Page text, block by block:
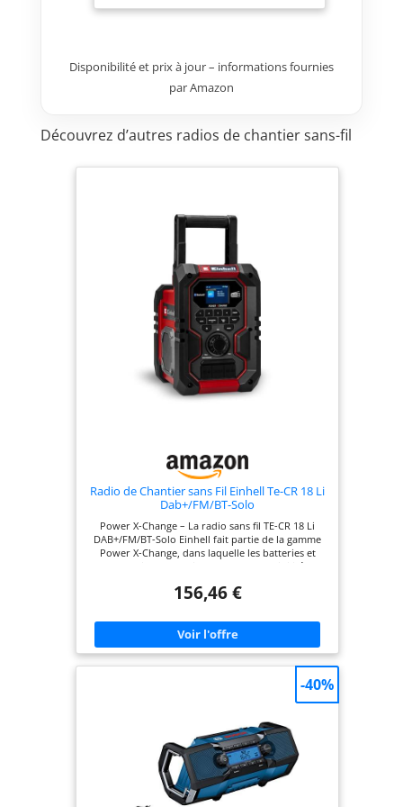
radios à un smartphone
compatibles avec le Professional
18V System Bosch et avec de
l’Alliance multi-marques
AMPShare. Livré avec : GPB 18V-
2 C, 1 bloc secteur, 1 câble AUX,
Disponibilité et prix à jour – informations fournies
par Amazon
Découvrez d’autres radios de chantier sans-fil
Radio de Chantier sans Fil Einhell Te-CR 18 Li
Dab+/FM/BT-Solo
Power X-Change – La radio sans fil TE-CR 18 Li
DAB+/FM/BT-Solo Einhell fait partie de la gamme
Power X-Change, dans laquelle les batteries et
appareils se combinent en toute flexibilité.
fonctionner avec une batterie Power X-Change
câble d’alimentation (1,8 m). Radio de chantier – La
radio sans fil Einhell permet la réception de
stations DAB+ et FM. Il est possible de mettre en
mémoire 30 stations DAB+ et 30 stations FM et de
Outre la réception radio, l’appareil permet la
diffusion de musique via les interfaces Bluetooth,
charger des appareils externes. Affichage – L’écran
TFT couleur d’une grande netteté permet d’ajuster
individuellement les graves et les aigus à l’aide de
l’égaliseur et d’effectuer également d’autres
réglages. Protection optimale – Grâce à son boîtier
robuste entouré de surfaces souples Softgrip et
156,46 €
-40%